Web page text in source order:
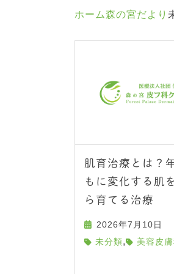
ホーム森の宮だより
肌育治療とは？
もに変化する肌
ら育てる治療
2026年7月10日
未分類 , 美容皮